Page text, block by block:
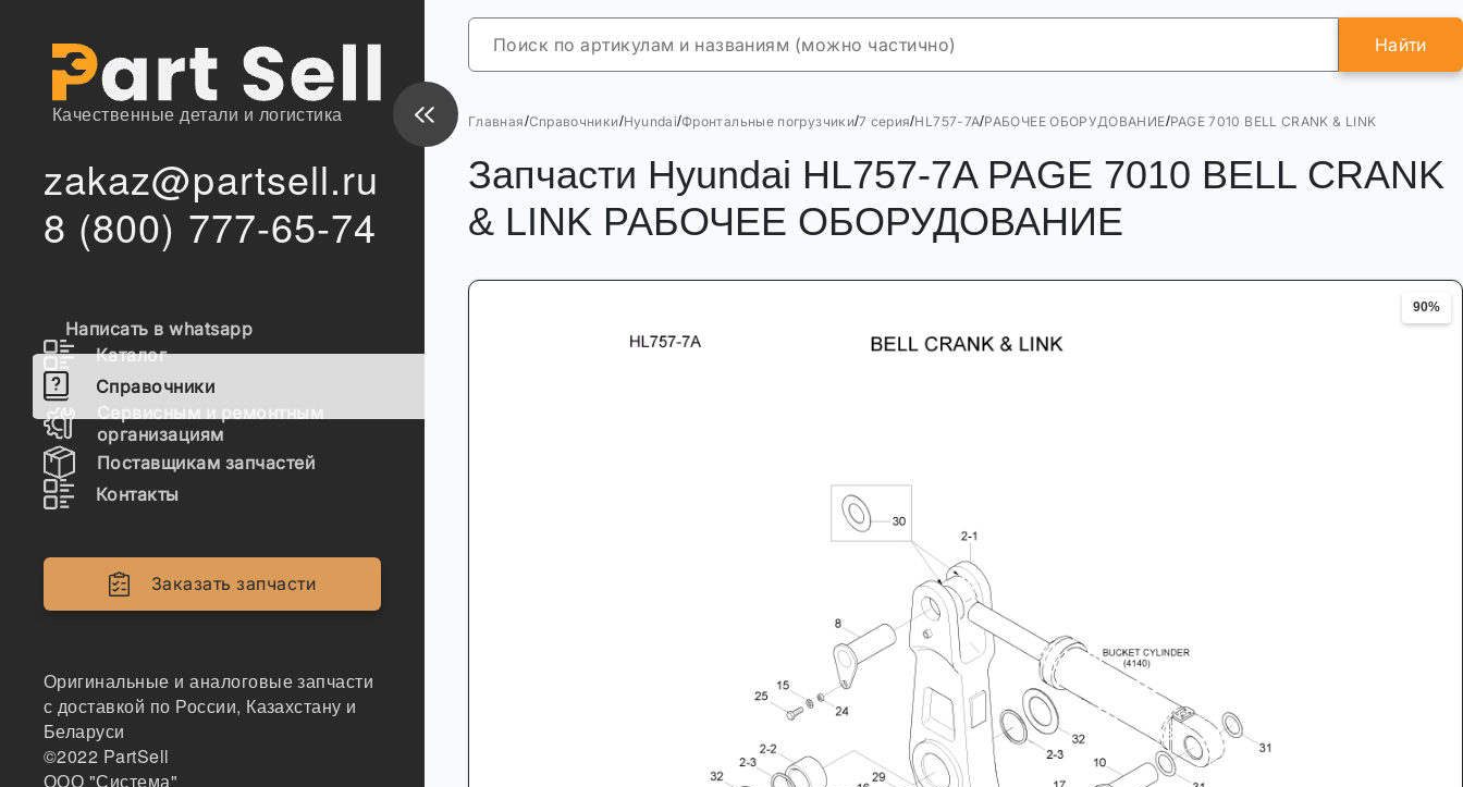
Качественные детали и логистика
zakaz@partsell.ru
8 (800) 777-65-74
Написать в whatsapp
Каталог
Справочники
Сервисным и ремонтным
организациям
Поставщикам запчастей
Контакты
Заказать запчасти
Оригинальные и аналоговые запчасти
с доставкой по России, Казахстану и
Беларуси
©2022 PartSell
ООО "Система"
Найти
Главная/Справочники/Hyundai/Фронтальные погрузчики/7 серия/HL757-7A/РАБОЧЕЕ ОБОРУДОВАНИЕ/PAGE 7010 BELL CRANK & LINK
Запчасти Hyundai HL757-7A PAGE 7010 BELL CRANK
& LINK РАБОЧЕЕ ОБОРУДОВАНИЕ
90%